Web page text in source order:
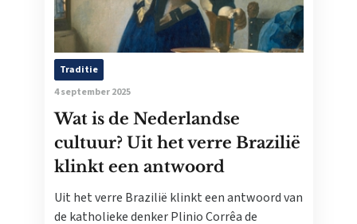
Traditie
4 september 2025
Wat is de Nederlandse
cultuur? Uit het verre Brazilië
klinkt een antwoord
Uit het verre Brazilië klinkt een antwoord van
de katholieke denker Plinio Corrêa de